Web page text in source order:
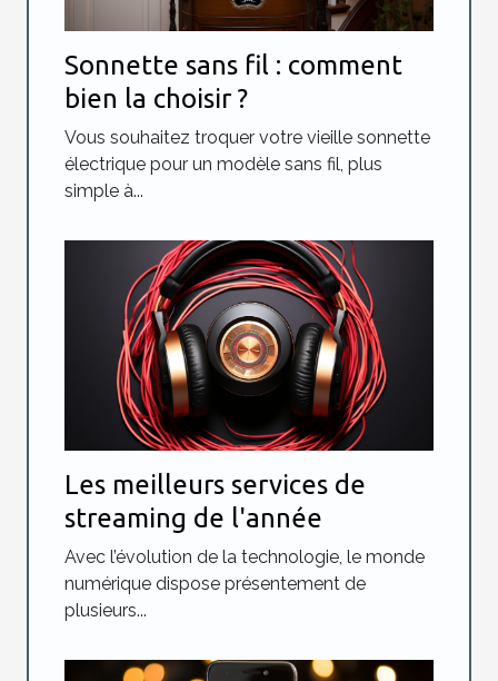
Sonnette sans fil : comment
bien la choisir ?
Vous souhaitez troquer votre vieille sonnette
électrique pour un modèle sans fil, plus
simple à...
Les meilleurs services de
streaming de l'année
Avec l’évolution de la technologie, le monde
numérique dispose présentement de
plusieurs...